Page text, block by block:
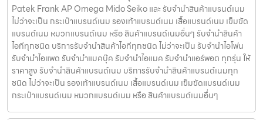
Patek Frank AP Omega Mido Seiko และ รับจำนำสินค้าแบรนด์เนม
ไม่ว่าจะเป็น กระเป๋าแบรนด์เนม รองเท้าแบรนด์เนม เสื้อแบรนด์เนม เข็มขัด
แบรนด์เนม หมวกแบรนด์เนม หรือ สินค้าแบรนด์เนมอื่นๆ รับจำนำสินค้า
ไอทีทุกชนิด บริการรับจำนำสินค้าไอทีทุกชนิด ไม่ว่าจะเป็น รับจำนำไอโฟน
รับจำนำไอแพด รับจำนำแมคบุ๊ค รับจำนำไอแมค รับจำนำแอร์พอต ทุกรุ่น ให้
ราคาสูง รับจำนำสินค้าแบรนด์เนม บริการรับจำนำสินค้าแบรนด์เนมทุก
ชนิด ไม่ว่าจะเป็น รองเท้าแบรนด์เนม เสื้อแบรนด์เนม เข็มขัดแบรนด์เนม
กระเป๋าแบรนด์เนม หมวกแบรนด์เนม หรือ สินค้าแบรนด์เนมอื่นๆ